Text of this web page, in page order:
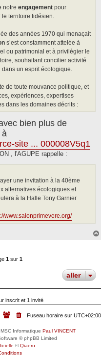
notre engagement pour
le territoire fidésien.
des années 1970 qui menaçait
s’est constamment attelée à
ou patrimonial et à privilégier le
souhaitant concilier activité
un esprit écologique.
de toute mouvance politique, et
expériences, expertises
dans les domaines décrits :
bien plus de
site ... 000008V5q1
, l'AGUPE rappelle :
une invitation à la 40ème
alternatives écologiques et
à la Halle Tony Garnier
www.salonprimevere.org/
1 sur 1
aller
inscrit et 1 invité
Fuseau horaire sur UTC+02:00
Informatique Paul VINCENT
© phpBB Limited
©Qiaeru